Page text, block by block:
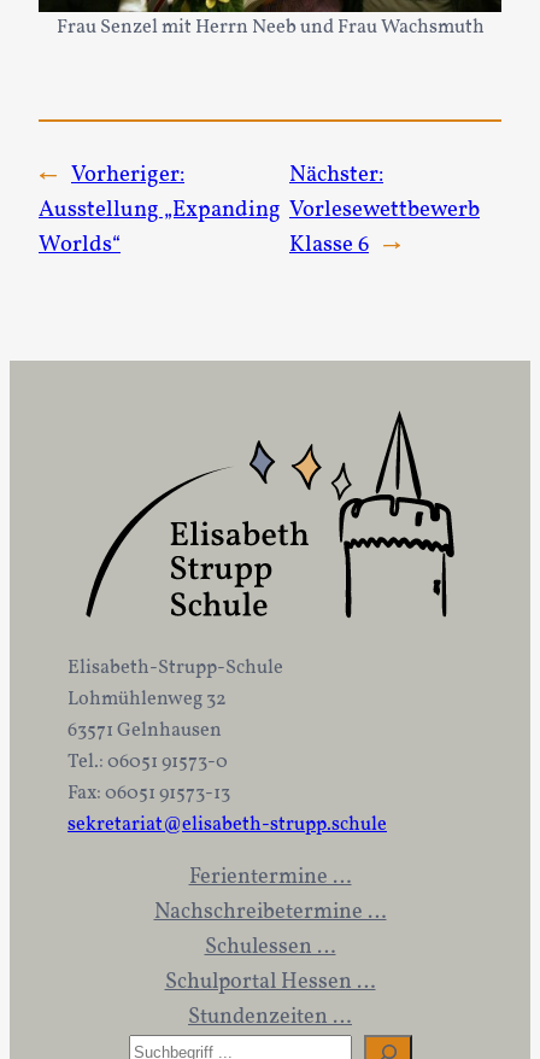
Frau Senzel mit Herrn Neeb und Frau Wachsmuth
← Vorheriger:
Ausstellung „Expanding
Worlds“
Nächster:
Vorlesewettbewerb
Klasse 6 →
Elisabeth-Strupp-Schule
Lohmühlenweg 32
63571 Gelnhausen
Tel.: 06051 91573-0
Fax: 06051 91573-13
sekretariat@elisabeth-strupp.schule
Ferientermine …
Nachschreibetermine …
Schulessen …
Schulportal Hessen …
Stundenzeiten …
S